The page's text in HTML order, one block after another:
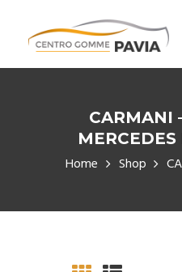
CARMANI
Home Shop